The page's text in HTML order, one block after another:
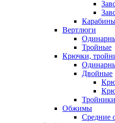
Вертлюги
Тройные
Крючки,
Двойные
Тройники
Обжимы
Средние